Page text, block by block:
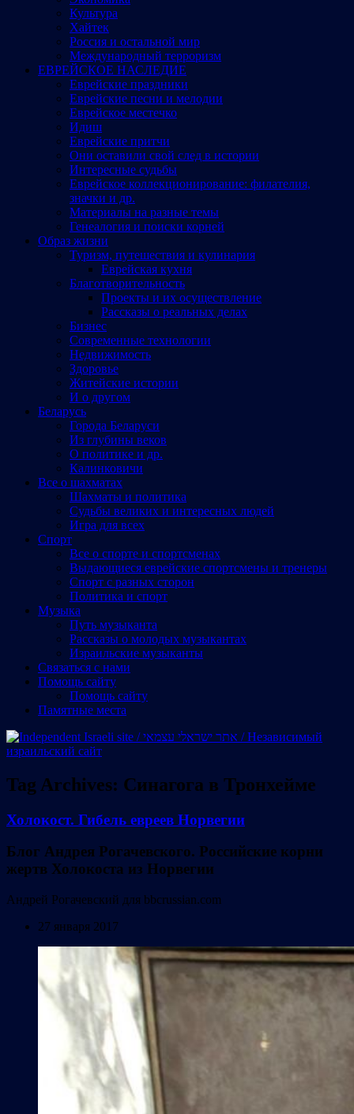
Культура
Хайтек
Россия и остальной мир
Международный терроризм
ЕВРЕЙСКОЕ НАСЛЕДИЕ
Еврейские праздники
Еврейские песни и мелодии
Еврейское местечко
Идиш
Еврейские притчи
Они оставили свой след в истории
Интересные судьбы
Еврейское коллекционирование: филателия,
значки и др.
Материалы на разные темы
Генеалогия и поиски корней
Образ жизни
Туризм, путешествия и кулинария
Еврейская кухня
Благотворительность
Проекты и их осуществление
Рассказы о реальных делах
Бизнес
Современные технологии
Недвижимость
Здоровье
Житейские истории
И о другом
Беларусь
Города Беларуси
Из глубины веков
О политике и др.
Калинковичи
Все о шахматах
Шахматы и политика
Судьбы великих и интересных людей
Игра для всех
Спорт
Все о спорте и спортсменах
Выдающиеся еврейские спортсмены и тренеры
Спорт с разных сторон
Политика и спорт
Музыка
Путь музыканта
Рассказы о молодых музыкантах
Израильские музыканты
Cвязаться с нами
Помощь сайту
Помощь сайту
Памятные места
Tag Archives: Синагога в Тронхейме
Холокост. Гибель евреев Норвегии
Блог Андрея Рогачевского. Российские корни
жертв Холокоста из Норвегии
Андрей Рогачевский для bbcrussian.com
27 января 2017